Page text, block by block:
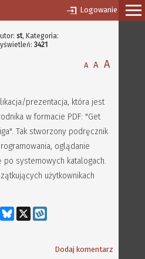
Logowanie
st, Kategoria:
3421
A A A
prezentacja, która jest
w formacie PDF: "Get
Tak stworzony podręcznik
oglądanie
systemowych katalogach.
użytkownikach
FacebookBluesky
Dodaj komentarz